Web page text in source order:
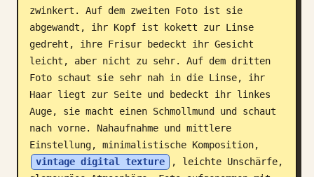
zwinkert. Auf dem zweiten Foto ist sie
abgewandt, ihr Kopf ist kokett zur Linse
gedreht, ihre Frisur bedeckt ihr Gesicht
leicht, aber nicht zu sehr. Auf dem dritten
Foto schaut sie sehr nah in die Linse, ihr
Haar liegt zur Seite und bedeckt ihr linkes
Auge, sie macht einen Schmollmund und schaut
nach vorne. Nahaufnahme und mittlere
Einstellung, minimalistische Komposition,
vintage digital texture
, leichte Unschärfe,